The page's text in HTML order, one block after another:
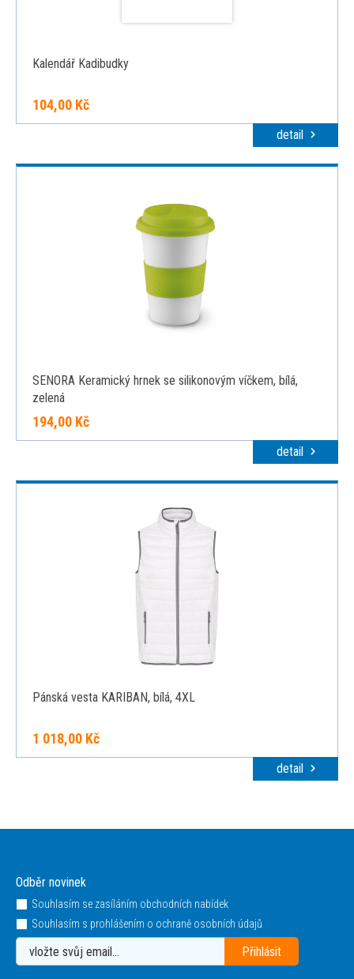
Kalendář Kadibudky
104,00 Kč
detail
SENORA Keramický hrnek se silikonovým víčkem, bílá,
zelená
194,00 Kč
detail
Pánská vesta KARIBAN, bílá, 4XL
1 018,00 Kč
detail
Odběr novinek
Souhlasím se zasíláním obchodních nabídek
Souhlasím s prohlášením o ochraně osobních údajů